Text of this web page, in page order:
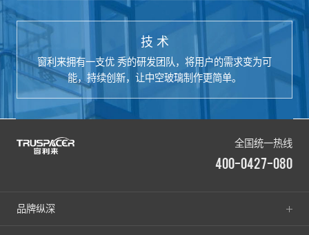
技 术
窗利来拥有一支优 秀的研发团队，将用户的需求变为可
能，持续创新，让中空玻璃制作更简单。
全国统一热线
400-0427-080
品牌纵深